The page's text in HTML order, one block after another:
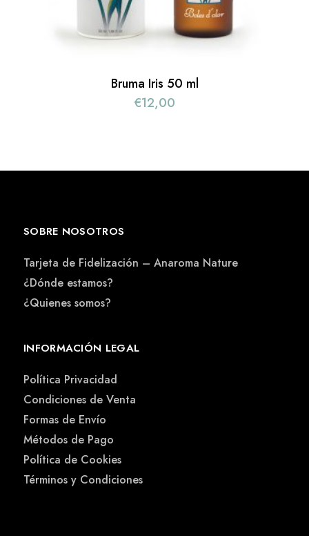
Bruma Iris 50 ml
€12,00
SOBRE NOSOTROS
Tarjeta de Fidelización – Anaroma Nature
¿Dónde estamos?
¿Quienes somos?
INFORMACIÓN LEGAL
Política Privacidad
Condiciones de Venta
Formas de Envío
Métodos de Pago
Política de Cookies
Términos y Condiciones